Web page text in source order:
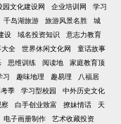
园文化建设网 企业培训网
学习
千岛湖旅游 旅游风景名胜
城
设 域名投资知识
意志力教育
全 世界休闲文化网
童话故事
思维训练 阅读地
家庭教育顶
习 趣味地理 趣易理
八福居
季 学习型校园
中外历史文化
白手创业致富 撩妹情话
天
电子画册制作
艺术收藏投资